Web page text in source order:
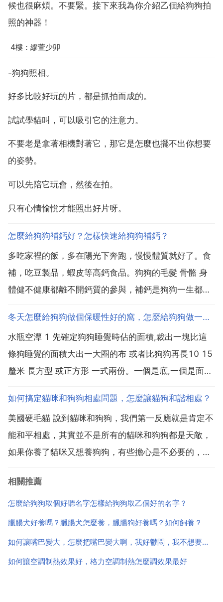
候也很麻煩。不要緊。接下來我為你介紹乙個給狗狗拍
照的神器！
4樓：繆萱少卯
-狗狗照相。
好多比較好玩的片，都是抓拍而成的。
試試學貓叫，可以吸引它的注意力。
不要老是拿著相機對著它，那它是怎麼也擺不出你想要
的姿勢。
可以先陪它玩會，然後在拍。
只有心情愉悅才能照出好片呀。
怎麼給狗狗補鈣好？怎樣快速給狗狗補鈣？
多吃家裡的飯，多在陽光下奔跑，慢慢體質就好了。食
補，吃豆製品，蝦皮等高鈣食品。狗狗的毛髮 骨骼 身
體健不健康都離不開鈣質的參與，補鈣是狗狗一生都要
能因為需要大量補鈣，補鈣過度可能會導致狗狗骨骼反
而過早鈣化或者固化，特別是幼齡時看著長得很快，個
月後發育...
冬天怎麼給狗狗做個保暖性好的窩，怎麼給狗狗做一個舒服溫暖的窩
水瓶空潭 1 先確定狗狗睡覺時佔的面積,裁出一塊比這
條狗睡覺的面積大出一大圈的布 或者比狗狗再長10 15
釐米 長方型 或正方形 一式兩份。一個是底,一個是面。
開始裁剪，這時候一定要穩，注意別裁剪錯了。5 後是
一個圓形,再沿圓形的外緣等距離再畫...
如何搞定貓咪和狗狗相處問題，怎麼讓貓狗和諧相處？
美國硬毛貓 說到貓咪和狗狗，我們第一反應就是肯定不
能和平相處，其實並不是所有的貓咪和狗狗都是天敵，
如果你養了貓咪又想養狗狗，有些擔心是不必要的，想
可以了。首先，餵食方面就需要特別注意。每天在餵養
貓咪和狗狗的時候，一定要讓它們分開飲食。在貓和狗
完全是熟悉...
相關推薦
怎麼給狗狗取個好聽名字怎樣給狗狗取乙個好的名字？
臘腸犬好養嗎？臘腸犬怎麼養，臘腸狗好養嗎？如何飼養？
如何讓嘴巴變大，怎麼把嘴巴變大啊，我好鬱悶，我不想要小嘴
如何讓空調制熱效果好，格力空調制熱怎麼調效果最好